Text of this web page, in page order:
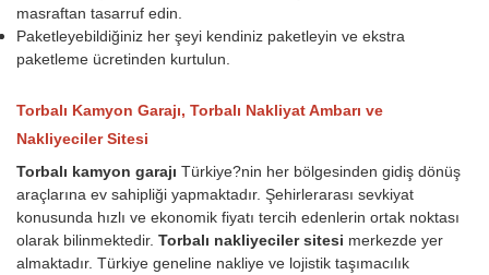
masraftan tasarruf edin.
Paketleyebildiğiniz her şeyi kendiniz paketleyin ve ekstra
paketleme ücretinden kurtulun.
Torbalı Kamyon Garajı, Torbalı Nakliyat Ambarı ve
Nakliyeciler Sitesi
Torbalı kamyon garajı Türkiye?nin her bölgesinden gidiş dönüş
araçlarına ev sahipliği yapmaktadır. Şehirlerarası sevkiyat
konusunda hızlı ve ekonomik fiyatı tercih edenlerin ortak noktası
olarak bilinmektedir. Torbalı nakliyeciler sitesi merkezde yer
almaktadır. Türkiye geneline nakliye ve lojistik taşımacılık